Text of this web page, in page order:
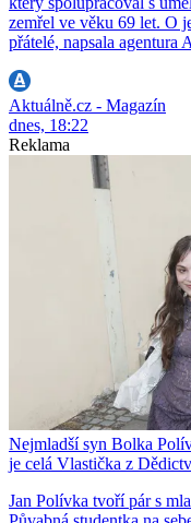
zemřel ve věku 69 let. O
přátelé, napsala agentura
Aktuálně.cz - Magazín
dnes, 18:22
Reklama
Nejmladší syn Bolka
je celá Vlastička z
Jan Polívka tvoří pár s